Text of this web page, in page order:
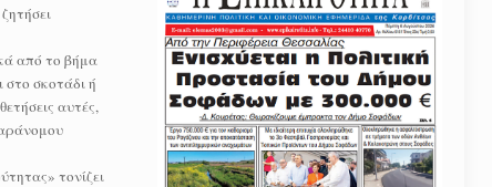
από το βήμα
στο σκοτάδι ή
αυτές,
τονίζει